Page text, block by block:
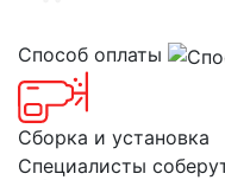
Способ оплаты
Сборка и установка
Специалисты